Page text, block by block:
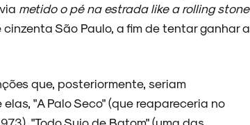
metido o pé na estrada like a rolling stone
São Paulo, a fim de tentar ganhar a
que, posteriormente, seriam
"A Palo Seco" (que reapareceria no
"Todo Sujo de Batom" (uma das